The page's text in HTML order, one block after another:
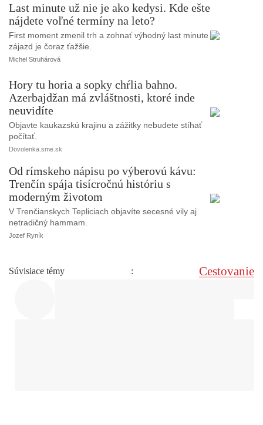
Last minute už nie je ako kedysi. Kde ešte
nájdete voľné termíny na leto?
First moment zmenil trh a zohnať výhodný last minute
zájazd je čoraz ťažšie.
Michel Struhárová
Hory tu horia a sopky chŕlia bahno.
Azerbajdžan má zvláštnosti, ktoré inde
neuvidíte
Objavte kaukazskú krajinu a zážitky nebudete stíhať
počítať.
Dovolenka.sme.sk
Od rímskeho nápisu po výberovú kávu:
Trenčín spája tisícročnú históriu s
moderným životom
V Trenčianskych Tepliciach objavíte secesné vily aj
netradičný hammam.
Jozef Ryník
Súvisiace témy : Cestovanie